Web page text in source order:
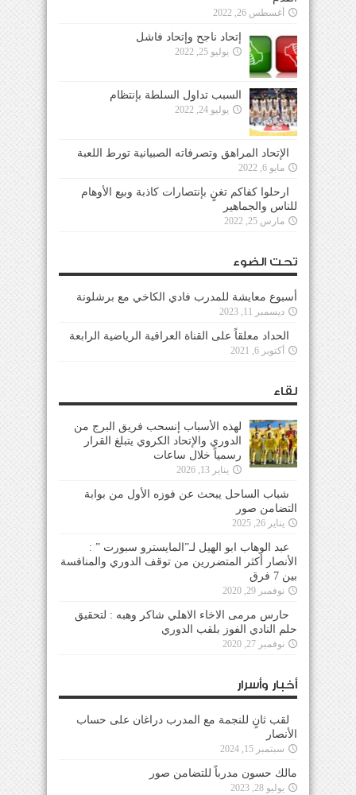
أغسطس 26, 2022
إتحاد ناجح وإتحاد فاشل
يوليو 25, 2022
السبب تداول السلطة بإنتظام
يوليو 24, 2022
الإتحاد المراهق وتصرفاته الصبيانية تورط اللعبة
مايو 6, 2022
ارحلوا كفاكم تغنٍ بإنتصارات كاذبة وبيع الأوهام
للناس والجماهير
مارس 25, 2022
تحت الضوء
أسبوع معايشة للمدرب فادي الكاخي مع برشلونة
ديسمبر 11, 2023
الحداد معلقاً على القناة العراقية الرياضية الرابعة
أكتوبر 6, 2021
لقاء
لهذه الأسباب إنسحب فريق البرج من
الدوري والإتحاد الكروي يتبلغ القرار
رسمياً خلال ساعات
يناير 13, 2026
شباب الساحل يبحث عن فوزه الأول من بوابة
التضامن صور
يناير 26, 2025
عبد الوهاب ابو الهيل لـ”المايسترو سبورت ” :
الأنصار أكثر المتضررين من توقف الدوري والمنافسة
بين 7 فرق
نوفمبر 29, 2020
حارس مرمى الاخاء الاهلي شاكر وهبه : لتحقيق
حلم النادي الفوز بلقب الدوري
نوفمبر 27, 2020
أخبار وأسرار
لقب ثانٍ للنجمة مع المدرب دراغان على حساب
الأنصار
سبتمبر 15, 2024
مالك حسون مدرباً للتضامن صور
يوليو 28, 2023